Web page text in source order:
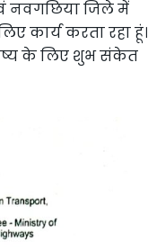
नवगछिया जिले में
कार्य करता रहा हूं।
के लिए शुभ संकेत